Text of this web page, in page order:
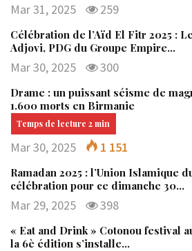
Mar 31, 2025 259
Célébration de l’Aïd El Fitr 2025 :
Adjovi, PDG du Groupe Empire…
Mar 30, 2025 300
Drame : un puissant séisme de
1.600 morts en Birmanie
Mar 30, 2025 1 151
Ramadan 2025 : l’Union Islamique
célébration pour ce dimanche 30…
Mar 29, 2025 398
« Eat and Drink » Cotonou festival
la 6è édition s’installe…